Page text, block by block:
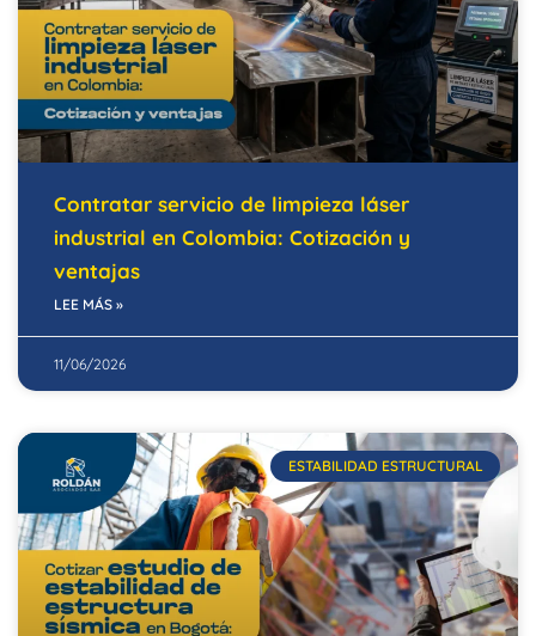
Contratar servicio de limpieza láser
industrial en Colombia: Cotización y
ventajas
LEE MÁS »
11/06/2026
ESTABILIDAD ESTRUCTURAL